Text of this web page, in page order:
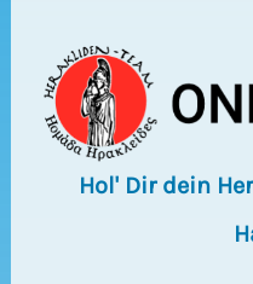
Hol' Dir dein